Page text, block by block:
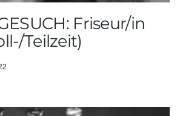
Friseur/in
Teilzeit)